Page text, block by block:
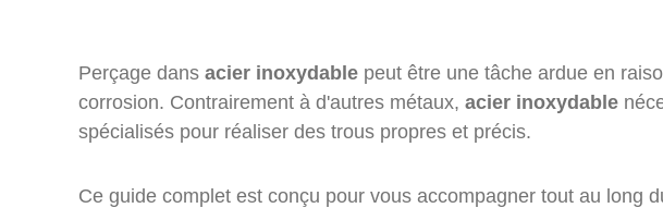
Perçage dans acier inoxydable peut être une tâche ardue en
corrosion. Contrairement à d'autres métaux, acier inoxydable
spécialisés pour réaliser des trous propres et précis.
Ce guide complet est conçu pour vous accompagner tout au long